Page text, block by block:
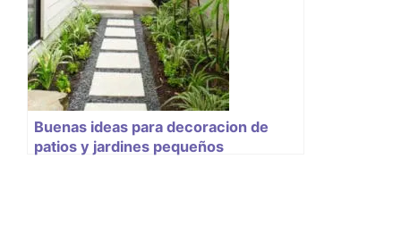
Buenas ideas para decoracion de
patios y jardines pequeños